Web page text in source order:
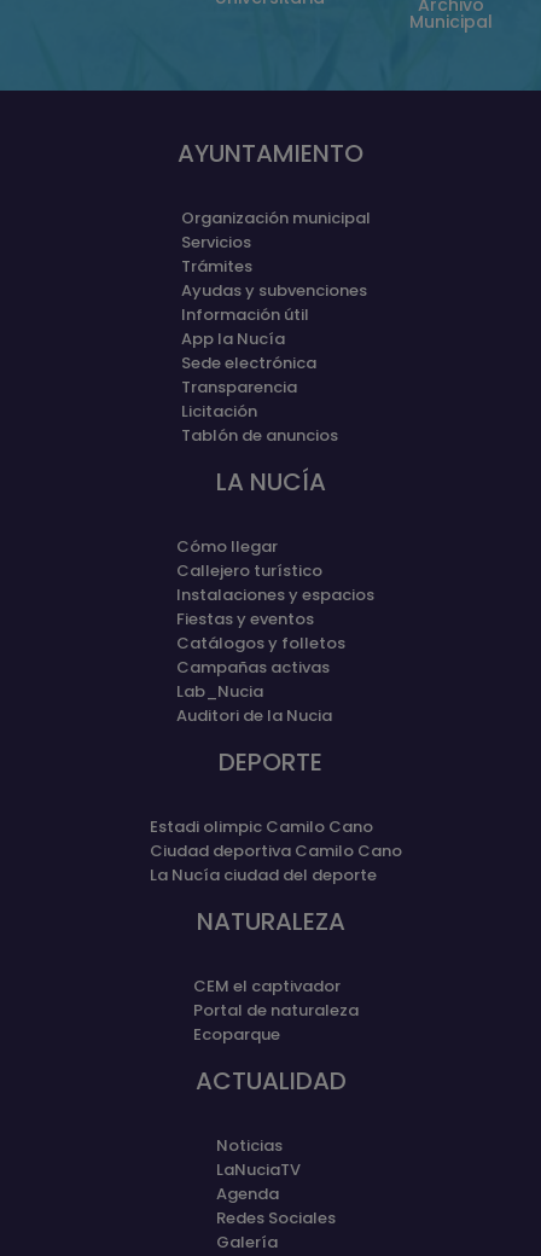
Archivo
Municipal
AYUNTAMIENTO
Organización municipal
Servicios
Trámites
Ayudas y subvenciones
Información útil
App la Nucía
Sede electrónica
Transparencia
Licitación
Tablón de anuncios
LA NUCÍA
Cómo llegar
Callejero turístico
Instalaciones y espacios
Fiestas y eventos
Catálogos y folletos
Campañas activas
Lab_Nucia
Auditori de la Nucia
DEPORTE
Estadi olimpic Camilo Cano
Ciudad deportiva Camilo Cano
La Nucía ciudad del deporte
NATURALEZA
CEM el captivador
Portal de naturaleza
Ecoparque
ACTUALIDAD
Noticias
LaNuciaTV
Agenda
Redes Sociales
Galería